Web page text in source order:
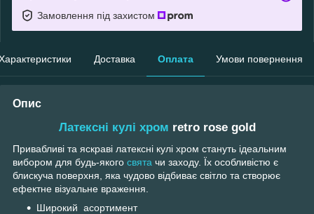
Замовлення під захистом
Доставка Оплата Умови повернення
Опис
Латексні кулі хром retro rose gold
Привабливі та яскраві латексні кулі хром стануть ідеальним
вибором для будь-якого свята чи заходу. Їх особливістю є
блискуча поверхня, яка чудово відбиває світло та створює
ефектне візуальне враження.
Широкий асортимент